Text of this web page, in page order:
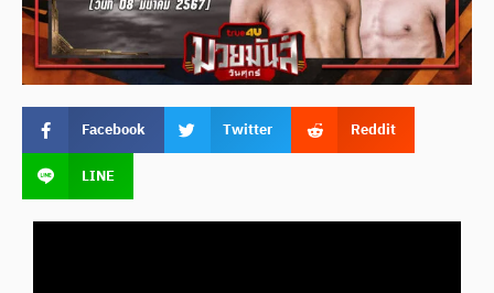
Facebook Twitter
Reddit
LINE